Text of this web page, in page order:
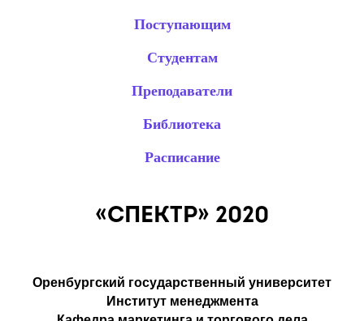
Поступающим
Студентам
Преподаватели
Библиотека
Расписание
«СПЕКТР» 2020
Оренбургский государственный университет
Институт менеджмента